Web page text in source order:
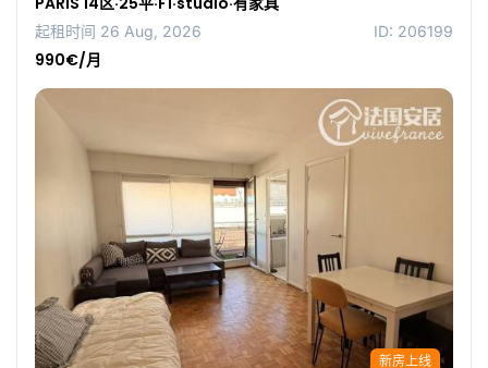
起租时间 26 Aug, 2026 ID: 206199
990€/月
新房上线